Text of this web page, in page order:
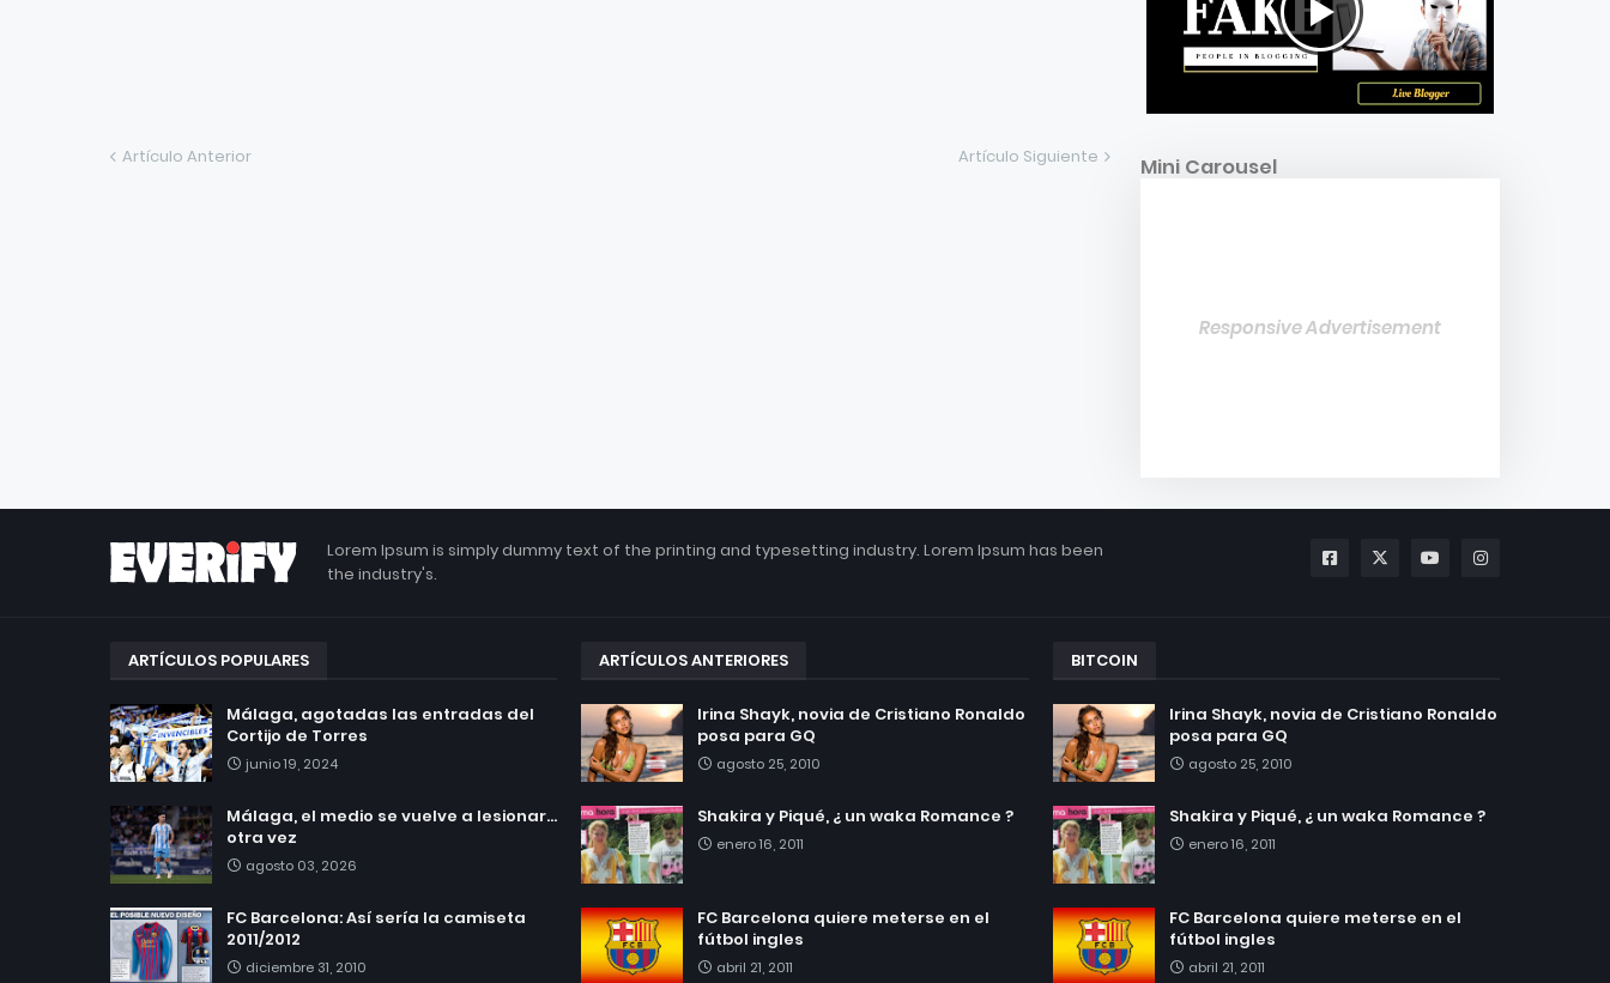
Artículo Anterior Artículo Siguiente Mini Carousel
Responsive Advertisement
Lorem Ipsum is simply dummy text of the printing and typesetting industry. Lorem Ipsum has been
the industry's.
ARTÍCULOS POPULARES
Málaga, agotadas las entradas del
Cortijo de Torres
junio 19, 2024
Málaga, el medio se vuelve a lesionar...
otra vez
agosto 03, 2026
FC Barcelona: Así sería la camiseta
2011/2012
diciembre 31, 2010
ARTÍCULOS ANTERIORES
Irina Shayk, novia de Cristiano Ronaldo
posa para GQ
agosto 25, 2010
Shakira y Piqué, ¿ un waka Romance ?
enero 16, 2011
FC Barcelona quiere meterse en el
fútbol ingles
abril 21, 2011
BITCOIN
Irina Shayk, novia de Cristiano Ronaldo
posa para GQ
agosto 25, 2010
Shakira y Piqué, ¿ un waka Romance ?
enero 16, 2011
FC Barcelona quiere meterse en el
fútbol ingles
abril 21, 2011